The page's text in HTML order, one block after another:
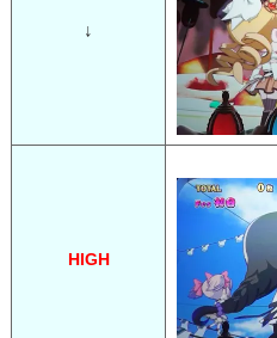
↓
HIGH